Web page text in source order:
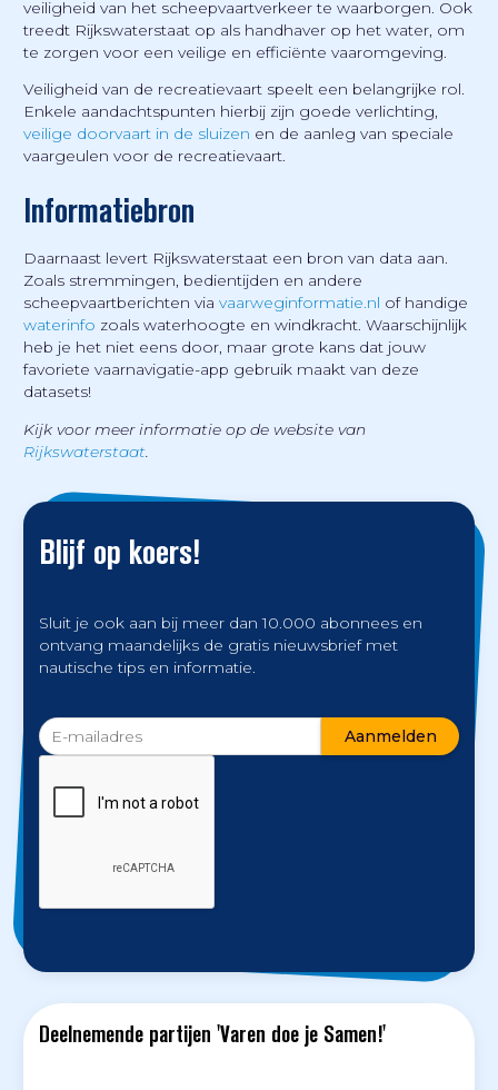
veiligheid van het scheepvaartverkeer te waarborgen. Ook
treedt Rijkswaterstaat op als handhaver op het water, om
te zorgen voor een veilige en efficiënte vaaromgeving.
Veiligheid van de recreatievaart speelt een belangrijke rol.
Enkele aandachtspunten hierbij zijn goede verlichting,
veilige doorvaart in de sluizen en de aanleg van speciale
vaargeulen voor de recreatievaart.
Informatiebron
Daarnaast levert Rijkswaterstaat een bron van data aan.
Zoals stremmingen, bedientijden en andere
scheepvaartberichten via vaarweginformatie.nl of handige
waterinfo zoals waterhoogte en windkracht. Waarschijnlijk
heb je het niet eens door, maar grote kans dat jouw
favoriete vaarnavigatie-app gebruik maakt van deze
datasets!
Kijk voor meer informatie op de website van
Rijkswaterstaat.
Blijf op koers!
Sluit je ook aan bij meer dan 10.000 abonnees en
ontvang maandelijks de gratis nieuwsbrief met
nautische tips en informatie.
Deelnemende partijen 'Varen doe je Samen!'